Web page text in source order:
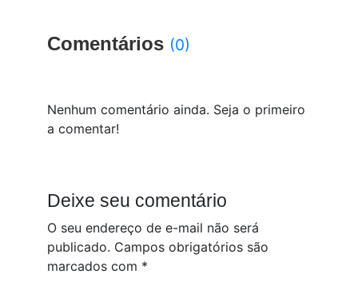
Comentários (0)
Nenhum comentário ainda. Seja o primeiro
a comentar!
Deixe seu comentário
O seu endereço de e-mail não será
publicado. Campos obrigatórios são
marcados com *